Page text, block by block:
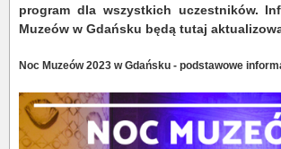
program dla wszystkich uczestników.
Muzeów w Gdańsku będą tutaj
Noc Muzeów 2023 w Gdańsku - podstawowe